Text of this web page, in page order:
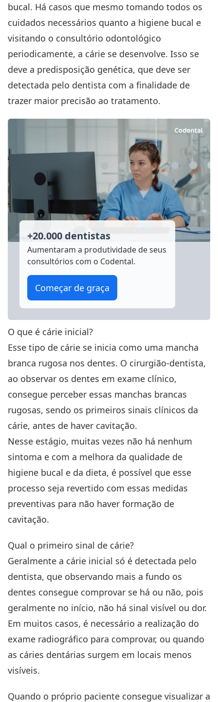
bucal. Há casos que mesmo tomando todos os
cuidados necessários quanto a higiene bucal e
visitando o consultório odontológico
periodicamente, a cárie se desenvolve. Isso se
deve a predisposição genética, que deve ser
detectada pelo dentista com a finalidade de
trazer maior precisão ao tratamento.
+20.000 dentistas
Aumentaram a produtividade de seus
consultórios com o Codental.
Começar de graça
O que é cárie inicial?
Esse tipo de cárie se inicia como uma mancha
branca rugosa nos dentes. O cirurgião-dentista,
ao observar os dentes em exame clínico,
consegue perceber essas manchas brancas
rugosas, sendo os primeiros sinais clínicos da
cárie, antes de haver cavitação.
Nesse estágio, muitas vezes não há nenhum
sintoma e com a melhora da qualidade de
higiene bucal e da dieta, é possível que esse
processo seja revertido com essas medidas
preventivas para não haver formação de
cavitação.
Qual o primeiro sinal de cárie?
Geralmente a cárie inicial só é detectada pelo
dentista, que observando mais a fundo os
dentes consegue comprovar se há ou não, pois
geralmente no início, não há sinal visível ou dor.
Em muitos casos, é necessário a realização do
exame radiográfico para comprovar, ou quando
as cáries dentárias surgem em locais menos
visíveis.
Quando o próprio paciente consegue visualizar a